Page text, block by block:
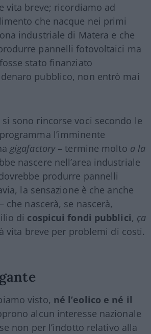
vita breve; ricordiamo ad
che nacque nei primi
industriale di Matera e che
pannelli fotovoltaici ma
stato finanziato
pubblico, non entrò mai
sono rincorse voci secondo le
l’imminente
gigafactory– termine molto a la
nascere nell’area industriale
produrre pannelli
la sensazione è che anche
che nascerà, se nascerà,
di cospicui fondi pubblici, ça
vita breve per problemi di costi.
visto, né l’eolico e né il
alcun interesse nazionale
non per l’indotto relativo alla